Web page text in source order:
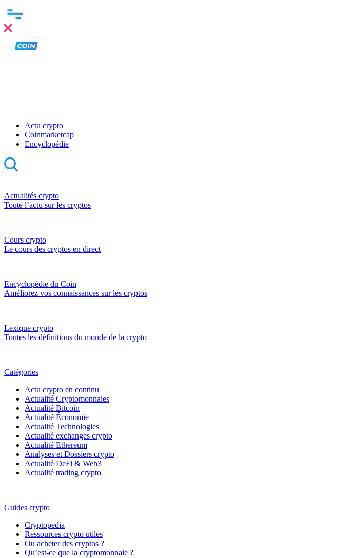
Actu crypto
Coinmarketcap
Encyclopédie
Actualités crypto
Toute l’actu sur les cryptos
Cours crypto
Le cours des cryptos en direct
Encyclopédie du Coin
Améliorez vos connaissances sur les cryptos
Lexique crypto
Toutes les définitions du monde de la crypto
Catégories
Actu crypto en continu
Actualité Cryptomonnaies
Actualité Bitcoin
Actualité Économie
Actualité Technologies
Actualité exchanges crypto
Actualité Ethereum
Analyses et Dossiers crypto
Actualité DeFi & Web3
Actualité trading crypto
Guides crypto
Cryptopedia
Ressources crypto utiles
Ou acheter des cryptos ?
Qu’est-ce que la cryptomonnaie ?